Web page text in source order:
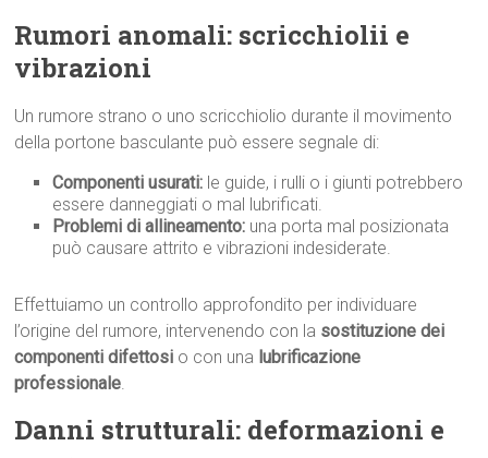
Rumori anomali: scricchiolii e
vibrazioni
Un rumore strano o uno scricchiolio durante il movimento
della portone basculante può essere segnale di:
Componenti usurati: le guide, i rulli o i giunti potrebbero
essere danneggiati o mal lubrificati.
Problemi di allineamento: una porta mal posizionata
può causare attrito e vibrazioni indesiderate.
Effettuiamo un controllo approfondito per individuare
l’origine del rumore, intervenendo con la sostituzione dei
componenti difettosi o con una lubrificazione
professionale.
Danni strutturali: deformazioni e